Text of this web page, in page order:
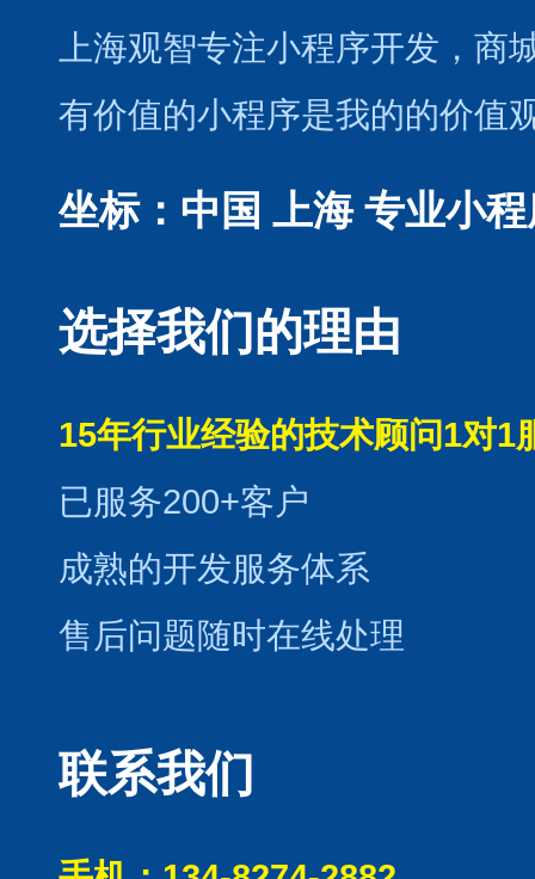
上海观智专注小程序开发 ，商
有价值的小程序是我的的价值
坐标：中国 上海 专业小
选择我们的理由
15年行业经验的技术顾问1对1
已服务200+客户
成熟的开发服务体系
售后问题随时在线处理
联系我们